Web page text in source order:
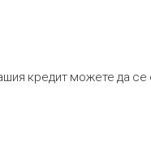
кредит можете да